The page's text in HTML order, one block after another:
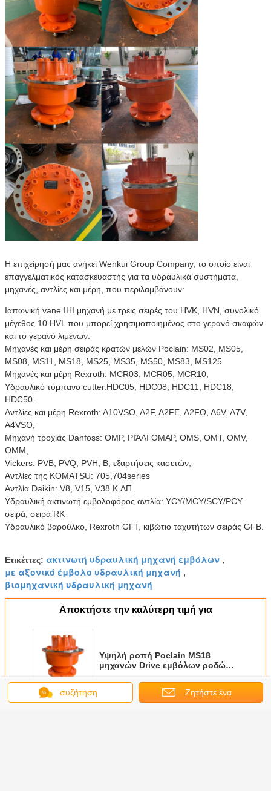
Η επιχείρησή μας ανήκει Wenkui Group Company, το οποίο είναι
επαγγελματικός κατασκευαστής για τα υδραυλικά συστήματα,
μηχανές, αντλίες και μέρη, που περιλαμβάνουν:
Ιαπωνική vane IHI μηχανή με τρεις σειρές του HVK, HVN, συνολικό
μέγεθος 10 HVL που μπορεί χρησιμοποιημένος στο γερανό σκαφών
και το γερανό λιμένων.
Μηχανές και μέρη σειράς κρατών μελών Poclain: MS02, MS05,
MS08, MS11, MS18, MS25, MS35, MS50, MS83, MS125
Μηχανές και μέρη Rexroth: MCR03, MCR05, MCR10,
Υδραυλικό τύμπανο cutter.HDC05, HDC08, HDC11, HDC18,
HDC50.
Αντλίες και μέρη Rexroth: A10VSO, A2F, A2FE, A2FO, A6V, A7V,
A4VSO,
Μηχανή τροχιάς Danfoss: OMP, ΡΙΆΛΙ ΟΜΑΡ, OMS, OMT, OMV,
OMM,
Vickers: PVB, PVQ, PVH, Β, εξαρτήσεις κασετών,
Αντλίες της KOMATSU: 705,704series
Αντλία Daikin: V8, V15, V38 Κ.ΛΠ.
Υδραυλική ακτινωτή εμβολοφόρος αντλία: YCY/MCY/SCY/PCY
σειρά, σειρά RK
Υδραυλικό βαρούλκο, Rexroth GFT, κιβώτιο ταχυτήτων σειράς GFB.
Ετικέττες: ακτινωτή υδραυλική μηχανή εμβόλων ,
με αξονικό έμβολο υδραυλική μηχανή ,
βιομηχανική υδραυλική μηχανή
Αποκτήστε την καλύτερη τιμή για
Υψηλή ροπή Poclain MS18
μηχανών Drive εμβόλων ροδών
μηχανών εμβόλων χάλυβα
υδραυλική
Να συνεχίσει
συζήτηση Ζητήστε ένα